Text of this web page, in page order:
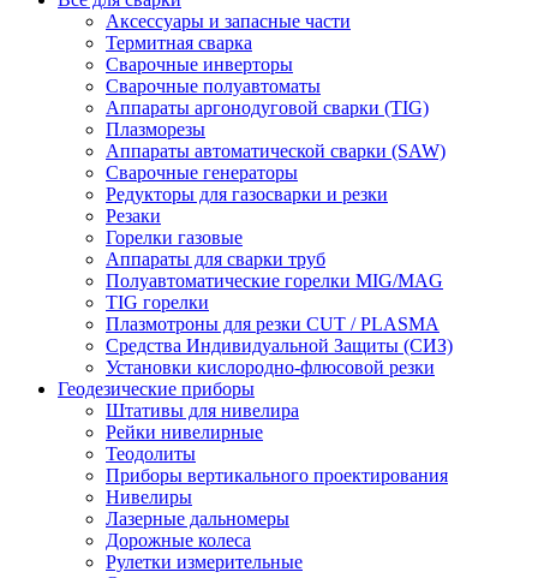
Аксессуары и запасные части
Термитная сварка
Сварочные инверторы
Сварочные полуавтоматы
Аппараты аргонодуговой сварки (TIG)
Плазморезы
Аппараты автоматической сварки (SAW)
Сварочные генераторы
Редукторы для газосварки и резки
Резаки
Горелки газовые
Аппараты для сварки труб
Полуавтоматические горелки MIG/MAG
TIG горелки
Плазмотроны для резки CUT / PLASMA
Средства Индивидуальной Защиты (СИЗ)
Установки кислородно-флюсовой резки
Геодезические приборы
Штативы для нивелира
Рейки нивелирные
Теодолиты
Приборы вертикального проектирования
Нивелиры
Лазерные дальномеры
Дорожные колеса
Рулетки измерительные